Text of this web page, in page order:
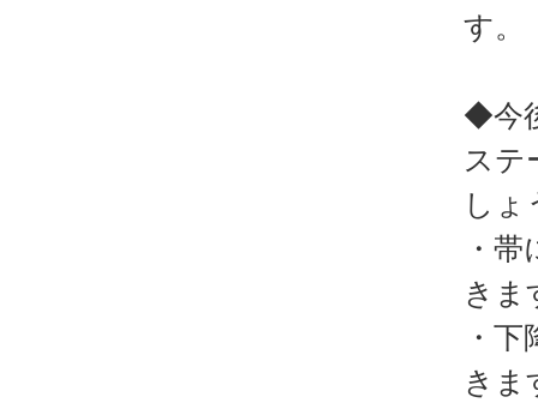
す。
◆今
ステ
しょ
・
きま
・
きま